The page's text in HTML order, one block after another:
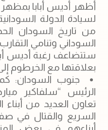
أظهر أديس أبابا
لسيادة الدولة
من تاريخ السودان
السوداني وتنامي
ستتضاعف رغبة أديس
بعلاقتها مع الخرطوم إلى
جنوب السودان:
الرئيس “سلفاكير
تعاون العديد من
السريع والقتال في
أبناءهم في بعض